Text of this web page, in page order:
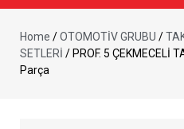
Home /OTOMOTİV GRUBU /
SETLERİ / PROF. 5 ÇEKMECELİ
Parça